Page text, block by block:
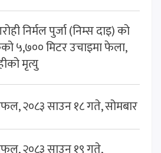
निर्मल पुर्जा (निम्स दाइ) को
५,७०० मिटर उचाइमा फेला,
मृत्यु
२०८३ साउन १८ गते, सोमबार